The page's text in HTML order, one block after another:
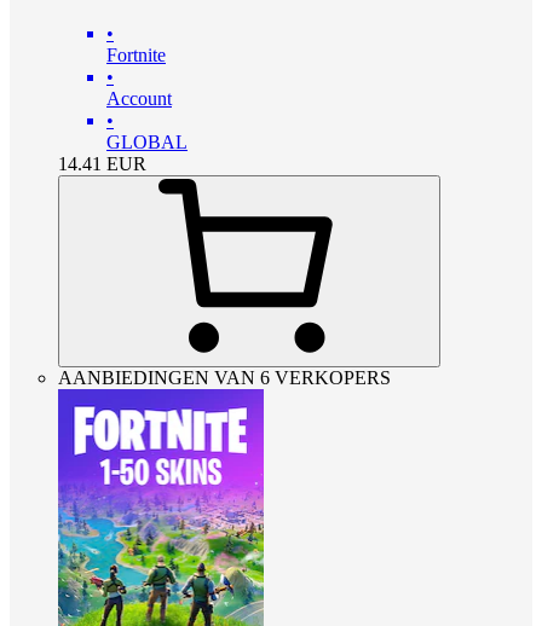
•
Fortnite
•
Account
•
GLOBAL
14.41 EUR
AANBIEDINGEN VAN 6 VERKOPERS